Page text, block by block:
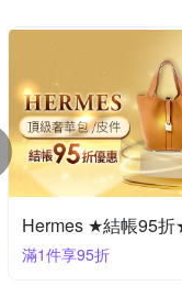
Hermes ★結帳95
滿1件享95折